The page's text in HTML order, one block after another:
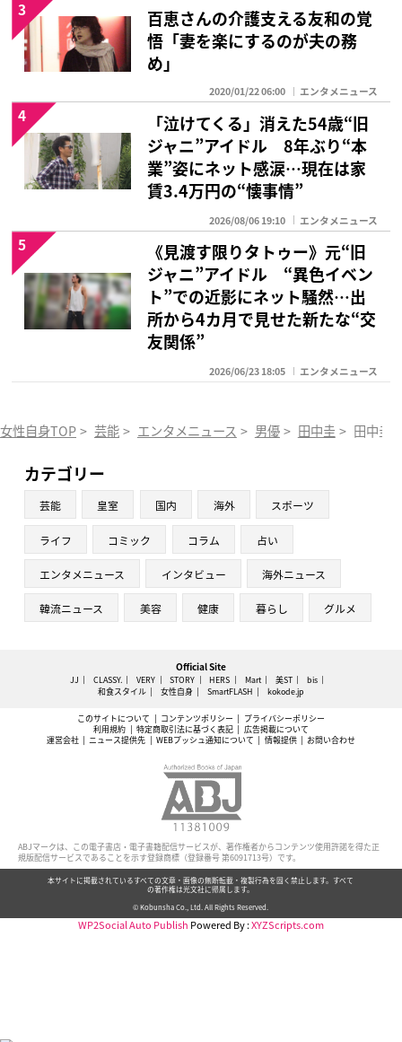
百恵さんの介護支える友和の覚
悟「妻を楽にするのが夫の務
め」
2020/01/22 06:00 エンタメニュース
3
「泣けてくる」消えた54歳“旧
ジャニ”アイドル 8年ぶり“本
業”姿にネット感涙…現在は家
賃3.4万円の“懐事情”
2026/08/06 19:10 エンタメニュース
4
《見渡す限りタトゥー》元“旧
ジャニ”アイドル “異色イベン
ト”での近影にネット騒然…出
所から4カ月で見せた新たな“交
友関係”
2026/06/23 18:05 エンタメニュース
5
女性自身TOP > 芸能 > エンタメニュース > 男優 > 田中圭 > 田中圭
カテゴリー
芸能 皇室 国内 海外 スポーツ
ライフ コミック コラム 占い
エンタメニュース インタビュー 海外ニュース
韓流ニュース 美容 健康 暮らし グルメ
Official Site
JJ CLASSY. VERY STORY HERS Mart 美ST
bis
和食スタイル
女性自身 SmartFLASH kokode.jp
このサイトについて コンテンツポリシー
プライバシーポリシー
利用規約
特定商取引法に基づく表記
広告掲載について
運営会社
ニュース提供先 WEBプッシュ通知について 情報提供 お問い合わせ
ABJマークは、この電子書店・電子書籍配信サービスが、著作権者からコンテンツ使用許諾を得た正
規版配信サービスであることを示す登録商標（登録番号 第6091713号）です。
本サイトに掲載されているすべての文章・画像の無断転載・複製行為を固く禁止します。すべて
の著作権は光文社に帰属します。
© Kobunsha Co., Ltd. All Rights Reserved.
WP2Social Auto Publish Powered By :XYZScripts.com